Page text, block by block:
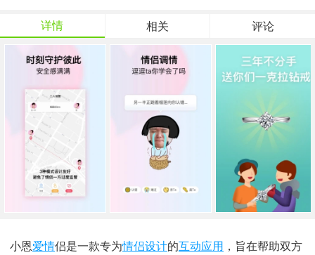
详情 相关 评论
小恩爱情侣是一款专为情侣设计的互动应用 ，旨在帮助双方